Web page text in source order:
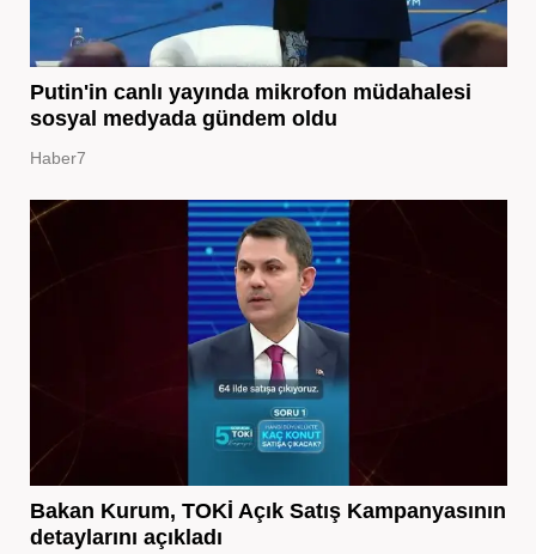
Putin'in canlı yayında mikrofon müdahalesi
sosyal medyada gündem oldu
Haber7
Bakan Kurum, TOKİ Açık Satış Kampanyasının
detaylarını açıkladı